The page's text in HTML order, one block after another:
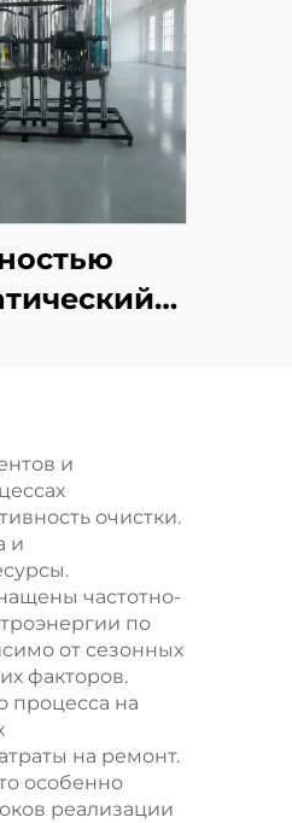
для
сточных
и
очистки.
и
частотно-
по
от сезонных
факторов.
процесса на
на ремонт.
особенно
реализации